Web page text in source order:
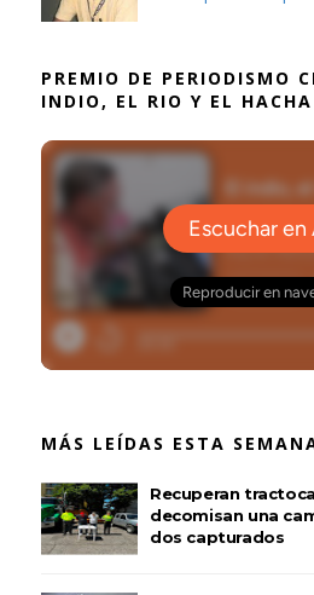
PREMIO DE PERIODISMO
INDIO, EL RIO Y EL HACHA
MÁS LEÍDAS ESTA
Recuperan
decomisan una
dos capturados